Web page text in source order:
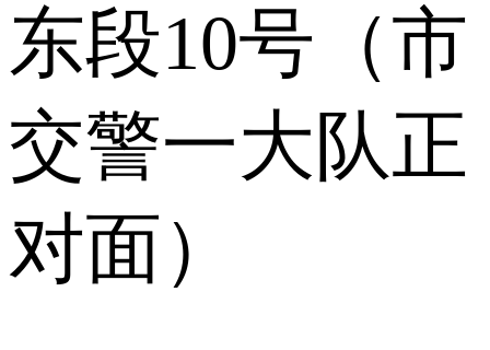
东段10号（市
交警一大队正
对面）